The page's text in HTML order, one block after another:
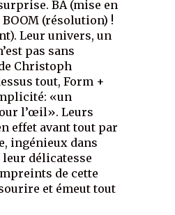
BA (mise en
(résolution) !
Leur univers, un
pas sans
Christoph
tout, Form +
«un
l’œil». Leurs
effet avant tout par
ingénieux dans
délicatesse
de cette
et émeut tout